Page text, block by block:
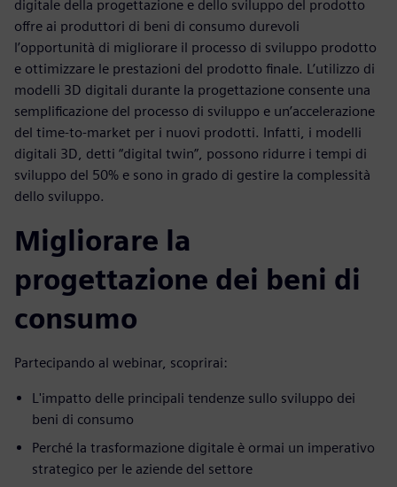
digitale della progettazione e dello sviluppo del prodotto
offre ai produttori di beni di consumo durevoli
l’opportunità di migliorare il processo di sviluppo prodotto
e ottimizzare le prestazioni del prodotto finale. L’utilizzo di
modelli 3D digitali durante la progettazione consente una
semplificazione del processo di sviluppo e un’accelerazione
del time-to-market per i nuovi prodotti. Infatti, i modelli
digitali 3D, detti “digital twin”, possono ridurre i tempi di
sviluppo del 50% e sono in grado di gestire la complessità
dello sviluppo.
Migliorare la
progettazione dei beni di
consumo
Partecipando al webinar, scoprirai:
L'impatto delle principali tendenze sullo sviluppo dei
beni di consumo
Perché la trasformazione digitale è ormai un imperativo
strategico per le aziende del settore